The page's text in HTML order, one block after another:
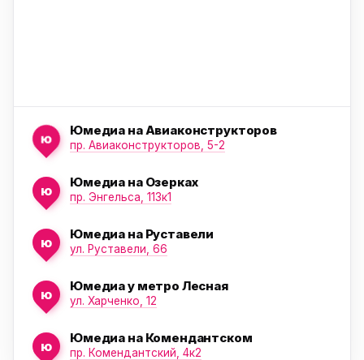
ю
Юмедиа на Авиаконструкторов
пр. Авиаконструкторов, 5-2
ю
Юмедиа на Озерках
пр. Энгельса, 113к1
ю
Юмедиа на Руставели
ул. Руставели, 66
ю
Юмедиа у метро Лесная
ул. Харченко, 12
ю
Юмедиа на Комендантском
пр. Комендантский, 4к2